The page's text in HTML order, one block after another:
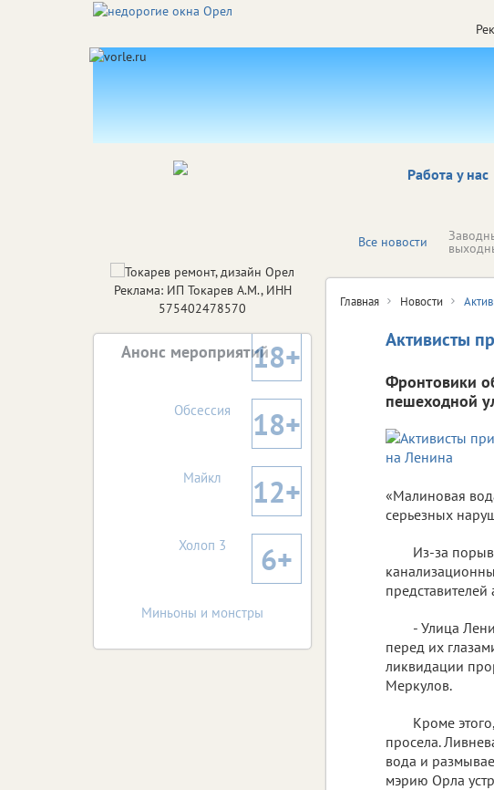
Работа у нас
Все новости
Главная Новости
Активисты
Фронтовики
пешеходной
«Малиновая
серьезных
Из-за
- Улица
перед их
ликвидации
Меркулов.
Кроме
просела.
вода и
мэрию Орла
Реклама: ИП Токарев А.М., ИНН
575402478570
Анонс мероприятий18+
Обсессия 18+
Майкл 12+
Холоп 3 6+
Миньоны и монстры